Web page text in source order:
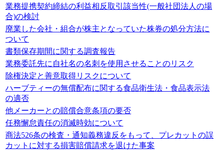
業務提携契約締結の利益相反取引該当性(一般社団法人の場
合)の検討
廃業した会社・組合が株主となっていた株券の処分方法に
ついて
書類保存期間に関する調査報告
業務委託先に自社名の名刺を使用させることのリスク
除権決定と善意取得リスクについて
ハーブティーの無償配布に関する食品衛生法・食品表示法
の適否
他メーカーとの賠償合意条項の要否
任務懈怠責任の消滅時効について
商法526条の検査・通知義務違反をもって、プレカットの誤
カットに対する損害賠償請求を退けた事案